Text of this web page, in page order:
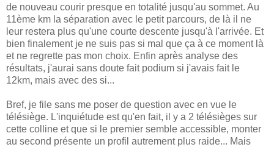
de nouveau courir presque en totalité jusqu'au sommet. Au
11ème km la séparation avec le petit parcours, de là il ne
leur restera plus qu'une courte descente jusqu'à l'arrivée. Et
bien finalement je ne suis pas si mal que ça à ce moment là
et ne regrette pas mon choix. Enfin après analyse des
résultats, j'aurai sans doute fait podium si j'avais fait le
12km, mais avec des si...
Bref, je file sans me poser de question avec en vue le
télésiège. L'inquiétude est qu'en fait, il y a 2 télésièges sur
cette colline et que si le premier semble accessible, monter
au second présente un profil autrement plus raide... Mais